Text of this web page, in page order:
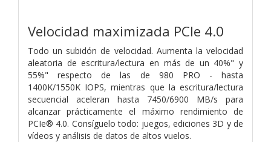
Velocidad maximizada PCIe 4.0
Todo un subidón de velocidad. Aumenta la velocidad
aleatoria de escritura/lectura en más de un 40%" y
55%" respecto de las de 980 PRO - hasta
1400K/1550K IOPS, mientras que la escritura/lectura
secuencial aceleran hasta 7450/6900 MB/s para
alcanzar prácticamente el máximo rendimiento de
PCIe® 4.0. Consíguelo todo: juegos, ediciones 3D y de
vídeos y análisis de datos de altos vuelos.